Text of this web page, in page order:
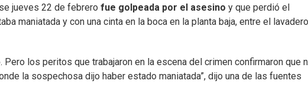
jueves 22 de febrero fue golpeada por el asesino y que perdió el
maniatada y con una cinta en la boca en la planta baja, entre el
Pero los peritos que trabajaron en la escena del crimen confirmaron que
la sospechosa dijo haber estado maniatada”, dijo una de las fuentes